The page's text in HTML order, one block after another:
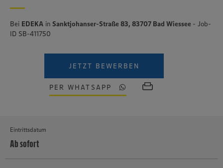
Bei EDEKA in Sanktjohanser-Straße 83, 83707 Bad Wiessee - Job-
ID SB-411750
JETZT BEWERBEN
PER WHATSAPP
Eintrittsdatum
Ab sofort